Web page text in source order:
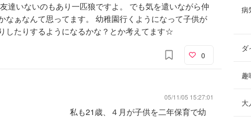
達いないのもあり一匹狼ですよ。 でも気を遣いながら仲
なぁなんて思ってます。 幼稚園行くようになって子供が
したりするようになるかな？とか考えてます☆
0
05/11/05 15:27:01
、４月が子供を二年保育で幼
病
ダ
趣
大